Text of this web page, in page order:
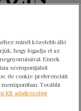
minél közelebb álló
hogy fogadja el az
Ennek
szempontjából
de cookie-preferenciáit
További
Kft. adatkezelési